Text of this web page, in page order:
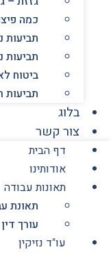
כמה
תביעות
תביעות
ביטוח
תביעות
בלוג
צור קשר
דף הבית
אודותינו
תאונות עבודה
תאונת
עורך
עו"ד נזיקין